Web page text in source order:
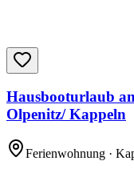
Hausbooturlaub an
Olpenitz/ Kappeln
Ferienwohnung ·